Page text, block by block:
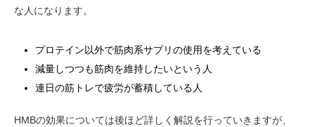
な人になります。
プロテイン以外で筋肉系サプリの使用を考えている
減量しつつも筋肉を維持したいという人
連日の筋トレで疲労が蓄積している人
HMBの効果については後ほど詳しく解説を行っていきますが、